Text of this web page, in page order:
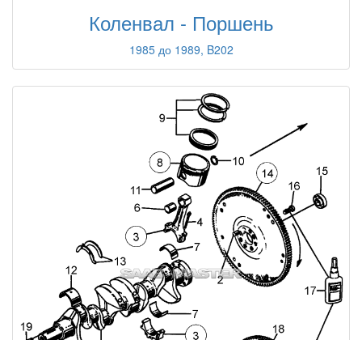
Коленвал - Поршень
1985 до 1989, B202